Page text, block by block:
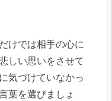
けでは相手の心に
しい思いをさせて
気づけていなかっ
葉を選びましょ